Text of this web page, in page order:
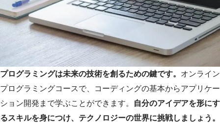
プログラミングは未来の技術を創るための鍵です。 オンライン
プログラミングコースで、コーディングの基本からアプリケー
ション開発まで学ぶことができます。
自分のアイデアを形にす
るスキルを身につけ、テクノロジーの世界に挑戦しましょう。